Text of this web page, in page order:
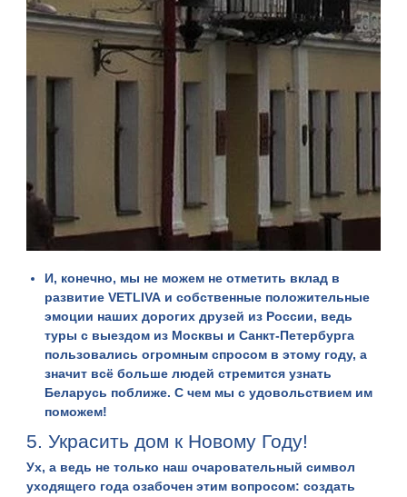
И, конечно, мы не можем не отметить вклад в
развитиеVETLIVA и собственные положительные
эмоции наших дорогих друзей из России, ведь
туры с выездом из Москвы и Санкт-Петербурга
пользовались огромным спросом в этому году, а
значит всё больше людей стремится узнать
Беларусь поближе. С чем мы с удовольствием им
поможем!
5. Украсить дом к Новому Году!
Ух, а ведь не только наш очаровательный символ
уходящего года озабочен этим вопросом: создать